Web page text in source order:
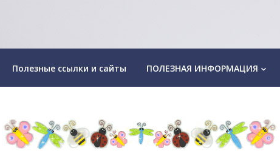
Полезные ссылки и сайты ПОЛЕЗНАЯ ИНФОРМАЦИЯ keyboard_arrow_down